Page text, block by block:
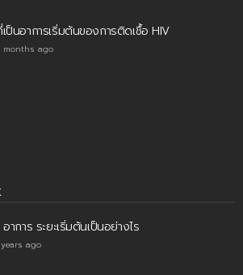
ป็นอาการเริ่มต้นของการติดเชื้อ HIV
months ago
าการ ระยะเริ่มต้นเป็นอย่างไร
ago